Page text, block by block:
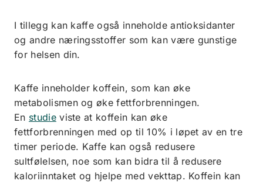
I tillegg kan kaffe også inneholde antioksidanter
og andre næringsstoffer som kan være gunstige
for helsen din.
Kaffe inneholder koffein, som kan øke
metabolismen og øke fettforbrenningen.
En studieviste at koffein kan øke
fettforbrenningen med op til 10% i løpet av en tre
timer periode. Kaffe kan også redusere
sultfølelsen, noe som kan bidra til å redusere
kaloriinntaket og hjelpe med vekttap. Koffein kan